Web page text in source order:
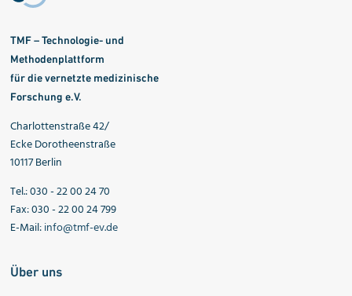
TMF – Technologie- und
Methodenplattform
für die vernetzte medizinische
Forschung e.V.
Charlottenstraße 42/
Ecke Dorotheenstraße
10117 Berlin
Tel.: 030 - 22 00 24 70
Fax: 030 - 22 00 24 799
E-Mail:info@tmf-ev.de
Über uns